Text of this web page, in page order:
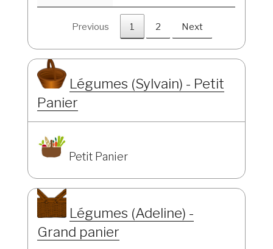
Previous 1 2 Next
Légumes (Sylvain) - Petit
Panier
Petit Panier
Légumes (Adeline) -
Grand panier